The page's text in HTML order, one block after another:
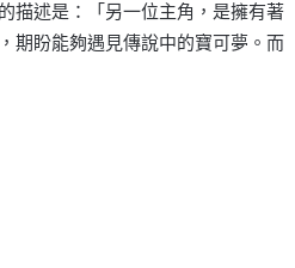
描述是：「另一位主角，是擁有著
期盼能夠遇見傳說中的寶可夢。而